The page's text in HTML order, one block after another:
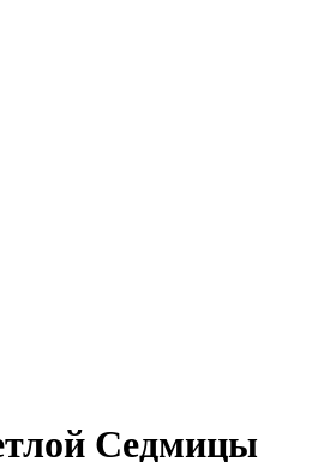
Седмицы